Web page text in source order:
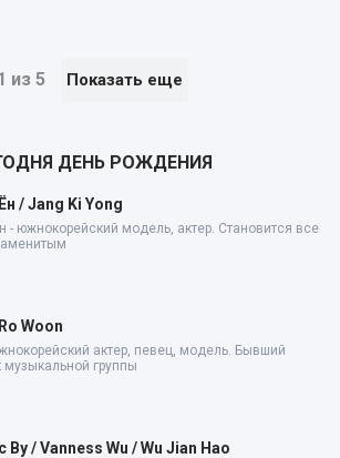
из 5 Показать еще
ДЕНЬ РОЖДЕНИЯ
/ Jang Ki Yong
- южнокорейский модель, актер. Становится все
Woon
актер, певец, модель. Бывший
музыкальной группы
Ву / Vanness Wu / Wu Jian Hao